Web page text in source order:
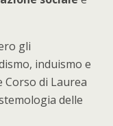
gli
induismo e
Corso di Laurea
delle